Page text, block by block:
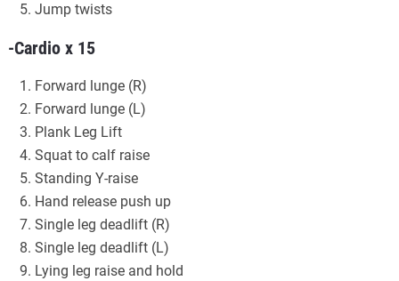
Jump twists
-Cardio x 15
Forward lunge (R)
Forward lunge (L)
Plank Leg Lift
Squat to calf raise
Standing Y-raise
Hand release push up
Single leg deadlift (R)
Single leg deadlift (L)
Lying leg raise and hold